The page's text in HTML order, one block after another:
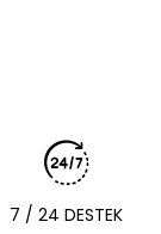
7 / 24 DESTEK